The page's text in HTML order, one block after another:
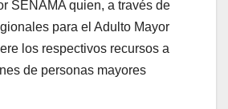
SENAMA quien, a través de
para el Adulto Mayor
los respectivos recursos a
de personas mayores